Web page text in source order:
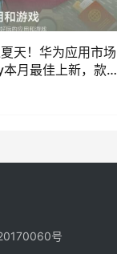
天！华为应用市场
月最佳上新，款款
号